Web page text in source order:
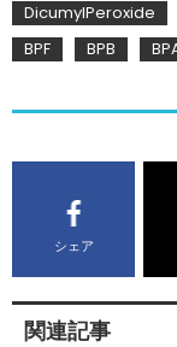
DicumylPeroxide
BPF
BPB
シェア
関連記事